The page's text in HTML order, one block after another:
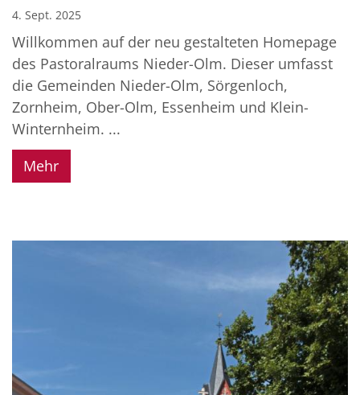
4. Sept. 2025
Willkommen auf der neu gestalteten Homepage
des Pastoralraums Nieder-Olm. Dieser umfasst
die Gemeinden Nieder-Olm, Sörgenloch,
Zornheim, Ober-Olm, Essenheim und Klein-
Winternheim. ...
Mehr